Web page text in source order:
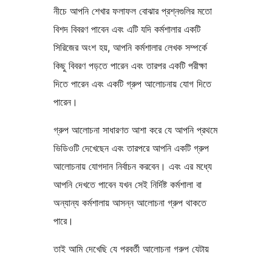
নীচে আপনি শেখার ফলাফল বোঝার প্রশ্নগুলির মতো
বিশদ বিবরণ পাবেন এবং এটি যদি কর্মশালার একটি
সিরিজের অংশ হয়, আপনি কর্মশালার লেখক সম্পর্কে
কিছু বিবরণ পড়তে পারেন এবং তারপর একটি পরীক্ষা
দিতে পারেন এবং একটি গ্রুপ আলোচনায় যোগ দিতে
পারেন।
গ্রুপ আলোচনা সাধারণত আশা করে যে আপনি প্রথমে
ভিডিওটি দেখেছেন এবং তারপরে আপনি একটি গ্রুপ
আলোচনায় যোগদান নির্বাচন করবেন। এবং এর মধ্যে
আপনি দেখতে পাবেন যখন সেই নির্দিষ্ট কর্মশালা বা
অন্যান্য কর্মশালায় আসন্ন আলোচনা গ্রুপ থাকতে
পারে।
তাই আমি দেখেছি যে পরবর্তী আলোচনা গ্রুপ যেটায়